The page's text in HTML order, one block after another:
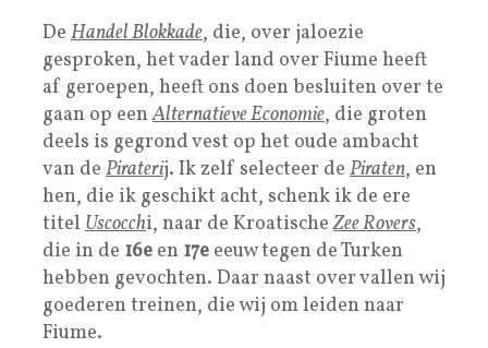
De Handel Blokkade, die, over jaloezie
gesproken, het vader land over Fiume heeft
af geroepen, heeft ons doen besluiten over te
gaan op eenAlternatieve Economie, die groten
deels is gegrond vest op het oude ambacht
van de Piraterij. Ik zelf selecteer de Piraten, en
hen, die ik geschikt acht, schenk ik de ere
titel Uscocchi, naar de KroatischeZee Rovers,
die in de 16e en 17e eeuw tegen de Turken
hebben gevochten. Daar naast over vallen wij
goederen treinen, die wij om leiden naar
Fiume.